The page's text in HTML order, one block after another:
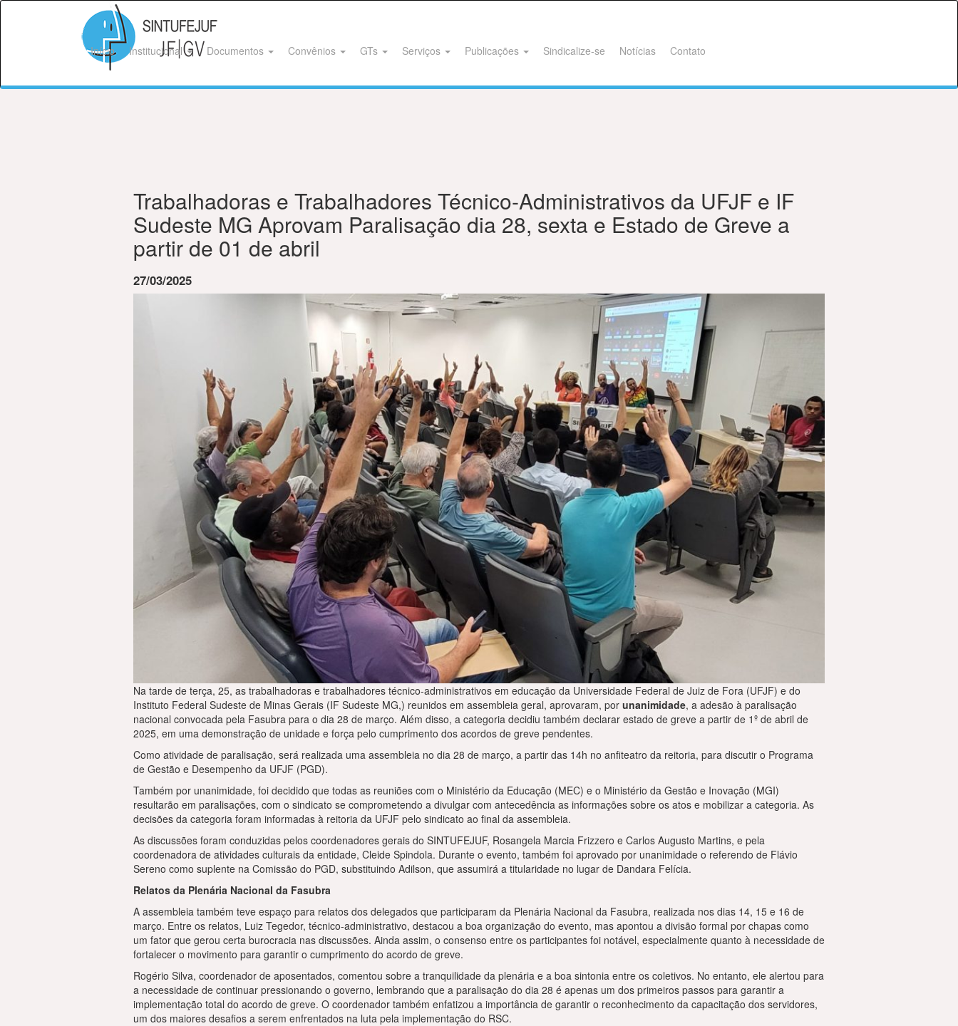
Início Institucional Documentos Convênios GTs Serviços Publicações Sindicalize-se Notícias Contato
Trabalhadoras e Trabalhadores Técnico-Administrativos da UFJF e IF
Sudeste MG Aprovam Paralisação dia 28, sexta e Estado de Greve a
partir de 01 de abril
27/03/2025
Na tarde de terça, 25, as trabalhadoras e trabalhadores técnico-administrativos em educação da Universidade Federal de Juiz de Fora (UFJF) e do
Instituto Federal Sudeste de Minas Gerais (IF Sudeste MG,) reunidos em assembleia geral, aprovaram, por unanimidade, a adesão à paralisação
nacional convocada pela Fasubra para o dia 28 de março. Além disso, a categoria decidiu também declarar estado de greve a partir de 1º de abril de
2025, em uma demonstração de unidade e força pelo cumprimento dos acordos de greve pendentes.
Como atividade de paralisação, será realizada uma assembleia no dia 28 de março, a partir das 14h no anfiteatro da reitoria, para discutir o Programa
de Gestão e Desempenho da UFJF (PGD).
Também por unanimidade, foi decidido que todas as reuniões com o Ministério da Educação (MEC) e o Ministério da Gestão e Inovação (MGI)
resultarão em paralisações, com o sindicato se comprometendo a divulgar com antecedência as informações sobre os atos e mobilizar a categoria. As
decisões da categoria foram informadas à reitoria da UFJF pelo sindicato ao final da assembleia.
As discussões foram conduzidas pelos coordenadores gerais do SINTUFEJUF, Rosangela Marcia Frizzero e Carlos Augusto Martins, e pela
coordenadora de atividades culturais da entidade, Cleide Spindola. Durante o evento, também foi aprovado por unanimidade o referendo de Flávio
Sereno como suplente na Comissão do PGD, substituindo Adilson, que assumirá a titularidade no lugar de Dandara Felícia.
Relatos da Plenária Nacional da Fasubra
A assembleia também teve espaço para relatos dos delegados que participaram da Plenária Nacional da Fasubra, realizada nos dias 14, 15 e 16 de
março. Entre os relatos, Luiz Tegedor, técnico-administrativo, destacou a boa organização do evento, mas apontou a divisão formal por chapas como
um fator que gerou certa burocracia nas discussões. Ainda assim, o consenso entre os participantes foi notável, especialmente quanto à necessidade de
fortalecer o movimento para garantir o cumprimento do acordo de greve.
Rogério Silva, coordenador de aposentados, comentou sobre a tranquilidade da plenária e a boa sintonia entre os coletivos. No entanto, ele alertou para
a necessidade de continuar pressionando o governo, lembrando que a paralisação do dia 28 é apenas um dos primeiros passos para garantir a
implementação total do acordo de greve. O coordenador também enfatizou a importância de garantir o reconhecimento da capacitação dos servidores,
um dos maiores desafios a serem enfrentados na luta pela implementação do RSC.